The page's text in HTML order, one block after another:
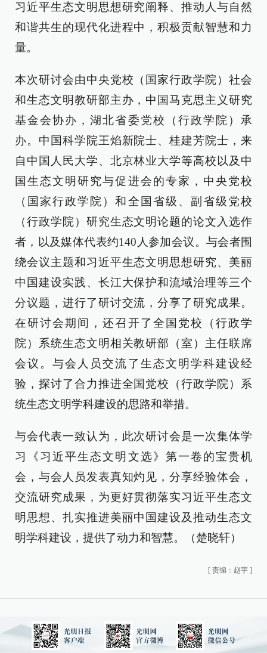
习近平生态文明思想研究阐释、推动人与自然
和谐共生的现代化进程中，积极贡献智慧和力
量。
本次研讨会由中央党校（国家行政学院）社会
和生态文明教研部主办，中国马克思主义研究
基金会协办，湖北省委党校（行政学院）承
办。中国科学院王焰新院士、桂建芳院士，来
自中国人民大学、北京林业大学等高校以及中
国生态文明研究与促进会的专家，中央党校
（国家行政学院）和全国省级、副省级党校
（行政学院）研究生态文明论题的论文入选作
者，以及媒体代表约140人参加会议。与会者围
绕会议主题和习近平生态文明思想研究、美丽
中国建设实践、长江大保护和流域治理等三个
分议题，进行了研讨交流，分享了研究成果。
在研讨会期间，还召开了全国党校（行政学
院）系统生态文明相关教研部（室）主任联席
会议。与会人员交流了生态文明学科建设经
验，探讨了合力推进全国党校（行政学院）系
统生态文明学科建设的思路和举措。
与会代表一致认为，此次研讨会是一次集体学
习《习近平生态文明文选》第一卷的宝贵机
会，与会人员发表真知灼见，分享经验体会，
交流研究成果，为更好贯彻落实习近平生态文
明思想、扎实推进美丽中国建设及推动生态文
明学科建设，提供了动力和智慧。（楚晓轩）
[ 责编：赵宇 ]